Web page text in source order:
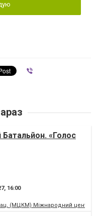
Батальйон. «Голос
16:00
(МЦКМ) Міжнародний центр